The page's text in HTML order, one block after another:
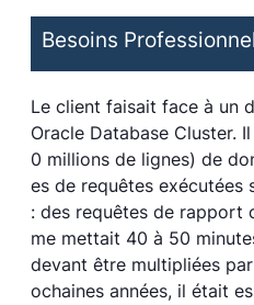
Besoins
Le client faisait face à un
Oracle Database Cluster.
0 millions de lignes) de
es de requêtes exécutées
: des requêtes de rapport
me mettait 40 à 50
devant être multipliées
ochaines années, il était